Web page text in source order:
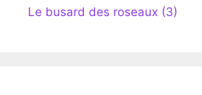
Le busard des roseaux (3)